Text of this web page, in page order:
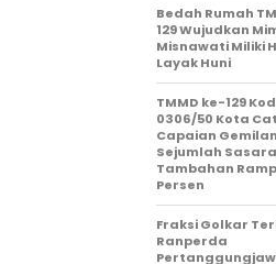
Bedah Rumah
129 Wujudkan
Misnawati Miliki
Layak Huni
TMMD ke-129
0306/50 Kota
Capaian
Sejumlah
Tambahan
Persen
Fraksi Golkar
Ranperda